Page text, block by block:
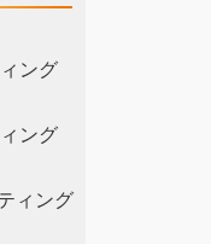
ング
ング
ィング